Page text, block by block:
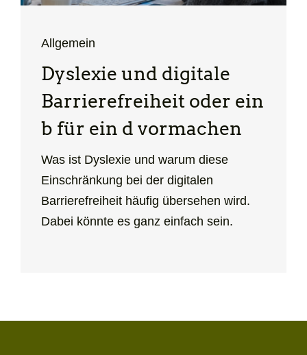
Allgemein
Dyslexie und digitale
Barrierefreiheit oder ein
b für ein d vormachen
Was ist Dyslexie und warum diese
Einschränkung bei der digitalen
Barrierefreiheit häufig übersehen wird.
Dabei könnte es ganz einfach sein.